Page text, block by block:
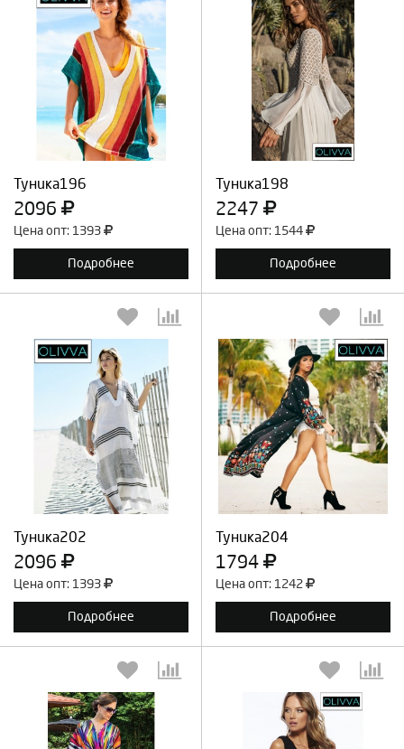
Туника196
2096
Цена опт: 1393
Подробнее
Выберите количество:
Продолжить Отмена
Туника198
2247
Цена опт: 1544
Подробнее
Выберите количество:
Продолжить Отмена
Туника202
2096
Цена опт: 1393
Подробнее
Выберите количество:
Продолжить Отмена
Туника204
1794
Цена опт: 1242
Подробнее
Выберите количество:
Продолжить Отмена